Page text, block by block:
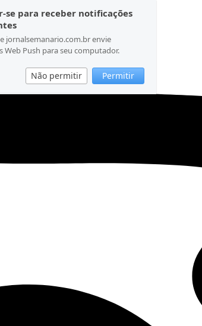
se para receber notificações
jornalsemanario.com.br envie
Web Push para seu computador.
Não permitir Permitir